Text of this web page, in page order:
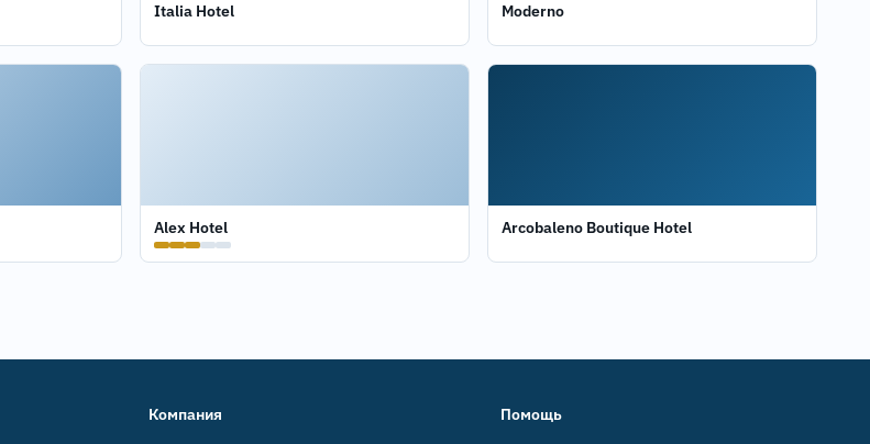
Italia Hotel Moderno
Alex Hotel Arcobaleno Boutique Hotel
Компания
Помощь